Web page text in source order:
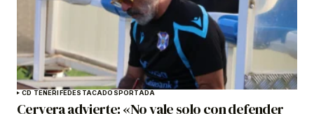
CD TENERIFEDESTACADOSPORTADA
Cervera advierte: «No vale solo con defender